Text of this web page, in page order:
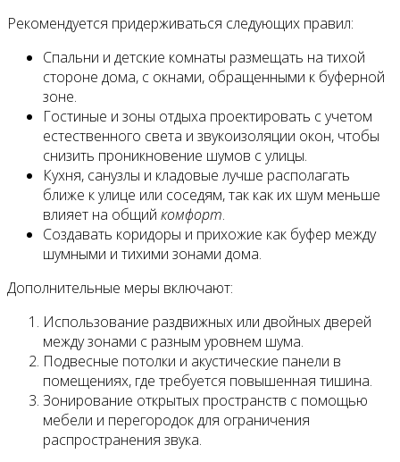
Рекомендуется придерживаться следующих правил:
Спальни и детские комнаты размещать на тихой
стороне дома, с окнами, обращенными к буферной
зоне.
Гостиные и зоны отдыха проектировать с учетом
естественного света и звукоизоляции окон, чтобы
снизить проникновение шумов с улицы.
Кухня, санузлы и кладовые лучше располагать
ближе к улице или соседям, так как их шум меньше
влияет на общий комфорт.
Создавать коридоры и прихожие как буфер между
шумными и тихими зонами дома.
Дополнительные меры включают:
Использование раздвижных или двойных дверей
между зонами с разным уровнем шума.
Подвесные потолки и акустические панели в
помещениях, где требуется повышенная тишина.
Зонирование открытых пространств с помощью
мебели и перегородок для ограничения
распространения звука.